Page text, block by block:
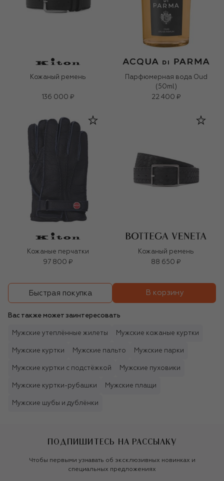
Кожаный ремень
136 000 ₽
Парфюмерная вода Oud
(50ml)
22 400 ₽
Кожаные перчатки
97 800 ₽
Кожаный ремень
88 650 ₽
Быстрая покупка В корзину
Вас также может заинтересовать
Мужские утеплённые жилеты Мужские кожаные куртки
Мужские куртки Мужские пальто Мужские парки
Мужские куртки с подстёжкой Мужские пуховики
Мужские куртки-рубашки Мужские плащи
Мужские шубы и дублёнки
ПОДПИШИТЕСЬ НА РАССЫЛКУ
Чтобы первыми узнавать об эксклюзивных новинках и
специальных предложениях